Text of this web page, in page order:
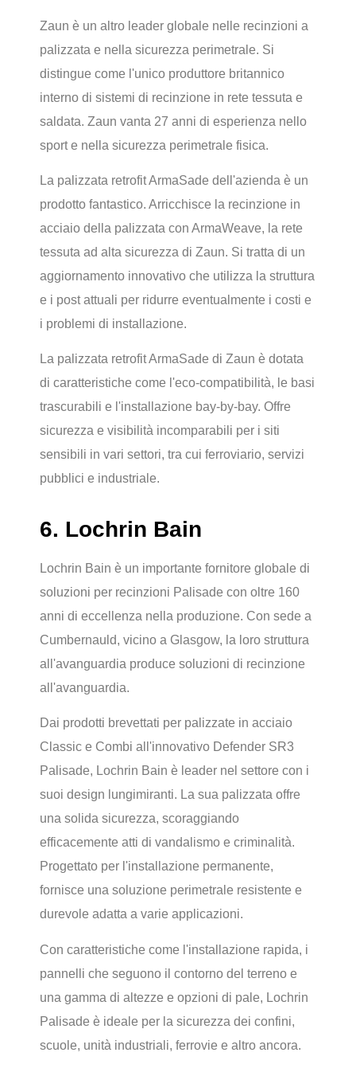
Zaun è un altro leader globale nelle recinzioni a
palizzata e nella sicurezza perimetrale. Si
distingue come l'unico produttore britannico
interno di sistemi di recinzione in rete tessuta e
saldata. Zaun vanta 27 anni di esperienza nello
sport e nella sicurezza perimetrale fisica.
La palizzata retrofit ArmaSade dell'azienda è un
prodotto fantastico. Arricchisce la recinzione in
acciaio della palizzata con ArmaWeave, la rete
tessuta ad alta sicurezza di Zaun. Si tratta di un
aggiornamento innovativo che utilizza la struttura
e i post attuali per ridurre eventualmente i costi e
i problemi di installazione.
La palizzata retrofit ArmaSade di Zaun è dotata
di caratteristiche come l'eco-compatibilità, le basi
trascurabili e l'installazione bay-by-bay. Offre
sicurezza e visibilità incomparabili per i siti
sensibili in vari settori, tra cui ferroviario, servizi
pubblici e industriale.
6. Lochrin Bain
Lochrin Bain è un importante fornitore globale di
soluzioni per recinzioni Palisade con oltre 160
anni di eccellenza nella produzione. Con sede a
Cumbernauld, vicino a Glasgow, la loro struttura
all'avanguardia produce soluzioni di recinzione
all'avanguardia.
Dai prodotti brevettati per palizzate in acciaio
Classic e Combi all'innovativo Defender SR3
Palisade, Lochrin Bain è leader nel settore con i
suoi design lungimiranti. La sua palizzata offre
una solida sicurezza, scoraggiando
efficacemente atti di vandalismo e criminalità.
Progettato per l'installazione permanente,
fornisce una soluzione perimetrale resistente e
durevole adatta a varie applicazioni.
Con caratteristiche come l'installazione rapida, i
pannelli che seguono il contorno del terreno e
una gamma di altezze e opzioni di pale, Lochrin
Palisade è ideale per la sicurezza dei confini,
scuole, unità industriali, ferrovie e altro ancora.